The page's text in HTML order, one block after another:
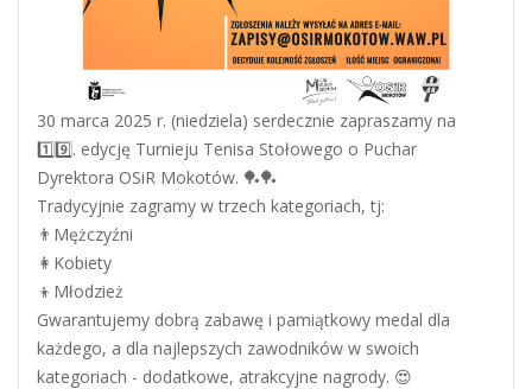
30 marca 2025 r. (niedziela) serdecznie zapraszamy na
1️⃣9️⃣. edycję Turnieju Tenisa Stołowego o Puchar
Dyrektora OSiR Mokotów. 🏓🏓
Tradycyjnie zagramy w trzech kategoriach, tj:
👨Mężczyźni
👩Kobiety
👦Młodzież
Gwarantujemy dobrą zabawę i pamiątkowy medal dla
każdego, a dla najlepszych zawodników w swoich
kategoriach - dodatkowe, atrakcyjne nagrody. 😍